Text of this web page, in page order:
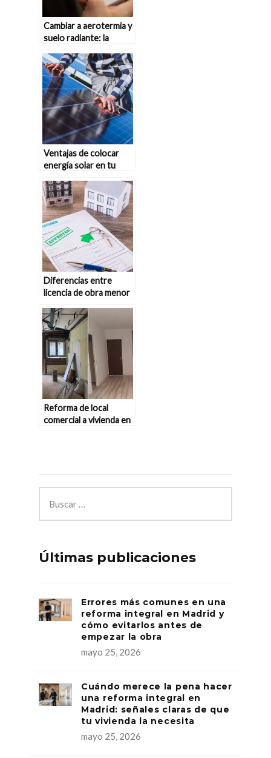
Cambiar a aerotermia y
suelo radiante: la
el confort térmico del
hogar
Ventajas de colocar
energía solar en tu
Diferencias entre
licencia de obra menor
reformas
Reforma de local
comercial a vivienda en
Últimas publicaciones
Errores más comunes en una
reforma integral en Madrid y
cómo evitarlos antes de
empezar la obra
mayo 25, 2026
Cuándo merece la pena hacer
una reforma integral en
Madrid: señales claras de que
tu vivienda la necesita
mayo 25, 2026